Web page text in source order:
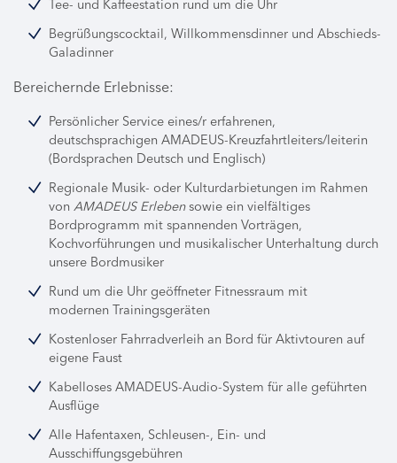
Tee- und Kaffeestation rund um die Uhr
Begrüßungscocktail, Willkommensdinner und Abschieds-
Galadinner
Bereichernde Erlebnisse:
Persönlicher Service eines/r erfahrenen,
deutschsprachigen AMADEUS-Kreuzfahrtleiters/leiterin
(Bordsprachen Deutsch und Englisch)
Regionale Musik- oder Kulturdarbietungen im Rahmen
von AMADEUS Erlebensowie ein vielfältiges
Bordprogramm mit spannenden Vorträgen,
Kochvorführungen und musikalischer Unterhaltung durch
unsere Bordmusiker
Rund um die Uhr geöffneter Fitnessraum mit
modernen Trainingsgeräten
Kostenloser Fahrradverleih an Bord für Aktivtouren auf
eigene Faust
Kabelloses AMADEUS-Audio-System für alle geführten
Ausflüge
Alle Hafentaxen, Schleusen-, Ein- und
Ausschiffungsgebühren